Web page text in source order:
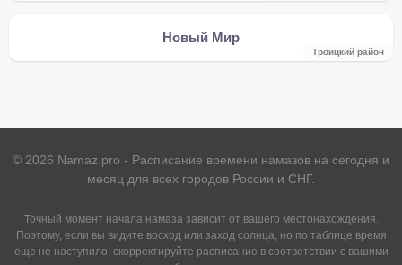
Новый Мир
Троицкий район
© 2026 Namaz.pro - Расписание времени намазов на сегодня и
месяц для всех городов России и СНГ.
Точный момент начала намаза зависит от вашего местонахождения.
Поэтому, если вы видите восход или заход солнца, но по таблице время
еще не наступило, скорректируйте расписание в соответствии с вашими